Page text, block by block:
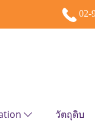
02-
วัตถุดิบ